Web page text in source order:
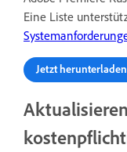
Eine Liste
Jetzt herunterladen